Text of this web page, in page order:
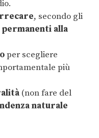
, secondo gli
permanenti alla
per scegliere
più
(non fare del
naturale